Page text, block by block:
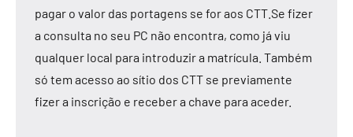
pagar o valor das portagens se for aos CTT.Se fizer
a consulta no seu PC não encontra, como já viu
qualquer local para introduzir a matrícula. Também
só tem acesso ao sítio dos CTT se previamente
fizer a inscrição e receber a chave para aceder.